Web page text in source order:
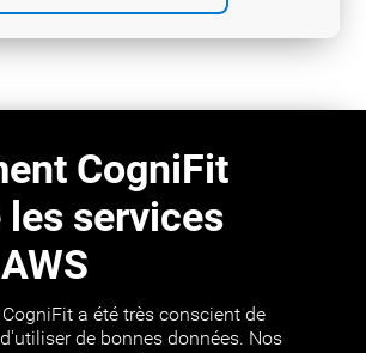
CogniFit
services
CogniFit a été très conscient de
de bonnes données. Nos